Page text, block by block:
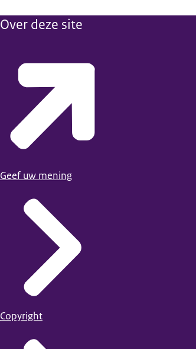
Over deze site
Geef uw mening
Copyright